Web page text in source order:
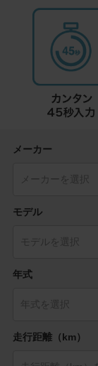
メーカー
モデル
年式
走行距離（km）